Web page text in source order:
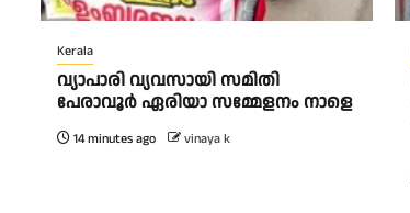
Kerala
വ്യാപാരി വ്യവസായി സമിതി
പേരാവൂർ ഏരിയാ സമ്മേളനം നാളെ
14 minutes ago vinaya k